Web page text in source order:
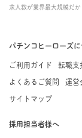
求人数が業界最大規模だ
掲載している求人は、す
た内容はすぐに直接事業
パチンコヒーローズに
ご利用ガイド 転職支
よくあるご質問 運営
サイトマップ
採用担当者様へ